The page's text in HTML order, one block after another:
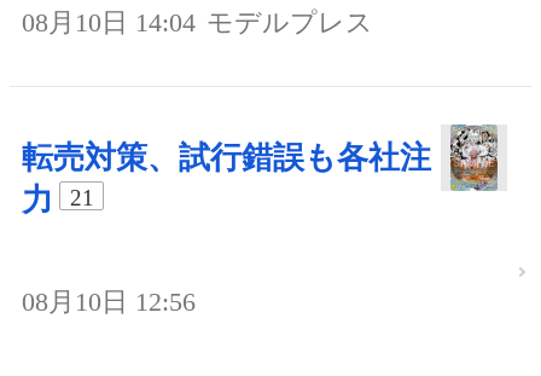
08月10日 14:04 モデルプレス
転売対策、試行錯誤も各社注
力
21
08月10日 12:56